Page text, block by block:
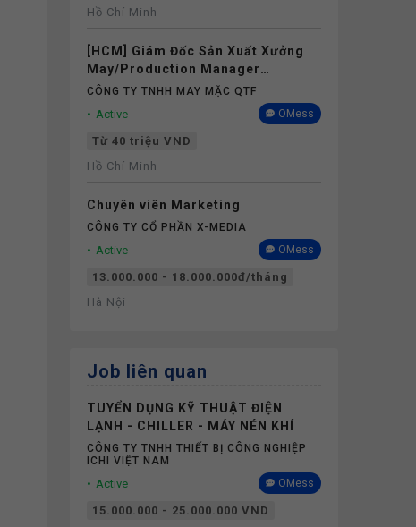
Hồ Chí Minh
[HCM] Giám Đốc Sản Xuất Xưởng
May/Production Manager
(Garments) - Lương 40M+
CÔNG TY TNHH MAY MẶC QTF
Active OMess
Từ 40 triệu VND
Hồ Chí Minh
Chuyên viên Marketing
CÔNG TY CỔ PHẦN X-MEDIA
Active OMess
13.000.000 - 18.000.000đ/tháng
Hà Nội
Job liên quan
TUYỂN DỤNG KỸ THUẬT ĐIỆN
LẠNH - CHILLER - MÁY NÉN KHÍ
CÔNG TY TNHH THIẾT BỊ CÔNG NGHIỆP
ICHI VIỆT NAM
Active OMess
15.000.000 - 25.000.000 VND